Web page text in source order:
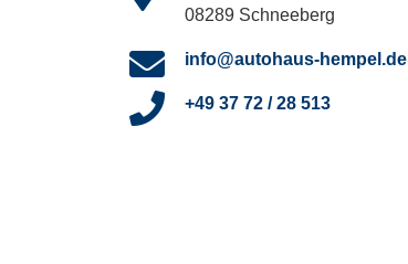
08289 Schneeberg
info@autohaus-hempel.de
+49 37 72 / 28 513